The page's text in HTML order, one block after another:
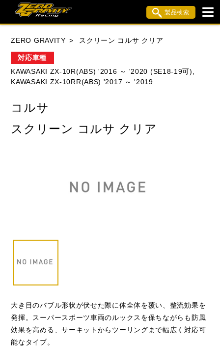
製品検索
YAMAHA
KAWASAKI
DUCATI MV AGUSTA TRIUMPH
ZERO GRAVITY スクリーン コルサ クリア
対応車種
KAWASAKI ZX-10R(ABS) '2016 ～ '2020 (SE18-19可),
KAWASAKI ZX-10RR(ABS) '2017 ～ '2019
コルサ
スクリーン コルサ クリア
大き目のバブル形状が伏せた際に体全体を覆い、整流効果を
発揮。スーパースポーツ車両のルックスを保ちながらも防風
効果を高める、サーキットからツーリングまで幅広く対応可
能なタイプ。